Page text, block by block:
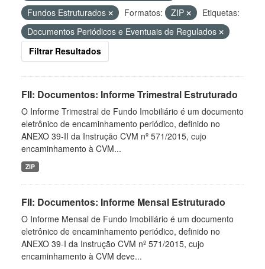
Fundos Estruturados
Formatos: ZIP
Etiquetas:
Documentos Periódicos e Eventuais de Regulados
Filtrar Resultados
FII: Documentos: Informe Trimestral Estruturado
O Informe Trimestral de Fundo Imobiliário é um documento
eletrônico de encaminhamento periódico, definido no
ANEXO 39-II da Instrução CVM nº 571/2015, cujo
encaminhamento à CVM...
ZIP
FII: Documentos: Informe Mensal Estruturado
O Informe Mensal de Fundo Imobiliário é um documento
eletrônico de encaminhamento periódico, definido no
ANEXO 39-I da Instrução CVM nº 571/2015, cujo
encaminhamento à CVM deve...